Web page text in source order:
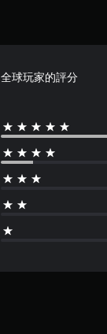
全球玩家的評分